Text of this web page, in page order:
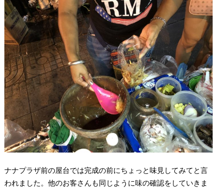
ナナプラザ前の屋台では完成の前にちょっと味見してみてと言
われました。他のお客さんも同じように味の確認をしていきま